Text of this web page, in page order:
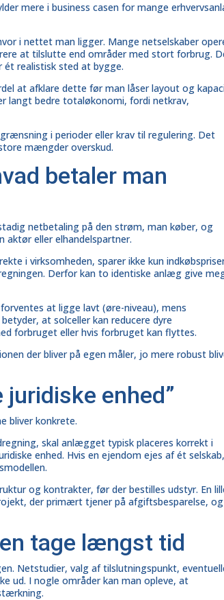
mere i business casen for mange
i nettet man ligger. Mange netselskaber
at tilslutte end områder med stort forbrug.
realistisk sted at bygge.
at afklare dette før man låser layout og
langt bedre totaløkonomi, fordi netkrav,
i perioder eller krav til regulering. Det
mængder overskud.
betaler man
netbetaling på den strøm, man køber, og
aktør eller elhandelspartner.
i virksomheden, sparer ikke kun
Derfor kan to identiske anlæg give
at ligge lavt (øre-niveau), mens
at solceller kan reducere dyre
forbruget eller hvis forbruget kan flyttes.
der bliver på egen måler, jo mere robust
juridiske enhed”
bliver konkrete.
skal anlægget typisk placeres korrekt i
enhed. Hvis en ejendom ejes af ét selskab,
og kontrakter, før der bestilles udstyr. En
der primært tjener på afgiftsbesparelse,
tage længst tid
Netstudier, valg af tilslutningspunkt,
ud. I nogle områder kan man opleve, at